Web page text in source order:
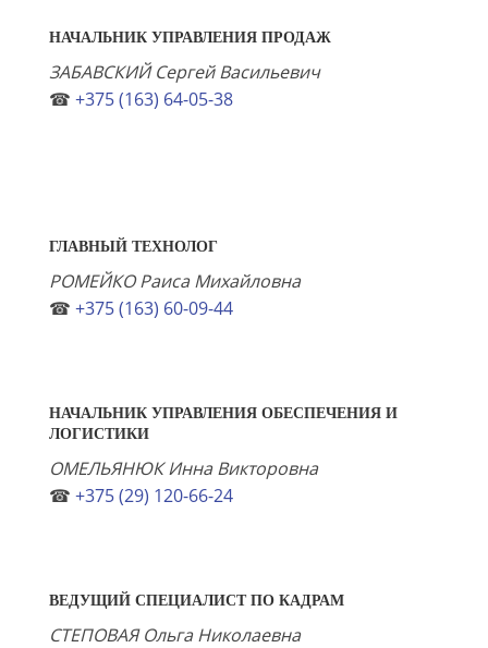
НАЧАЛЬНИК УПРАВЛЕНИЯ ПРОДАЖ
ЗАБАВСКИЙ Сергей Васильевич
☎ +375 (163) 64-05-38
ГЛАВНЫЙ ТЕХНОЛОГ
РОМЕЙКО Раиса Михайловна
☎ +375 (163) 60-09-44
НАЧАЛЬНИК УПРАВЛЕНИЯ ОБЕСПЕЧЕНИЯ И
ЛОГИСТИКИ
ОМЕЛЬЯНЮК Инна Викторовна
☎ +375 (29) 120-66-24
ВЕДУЩИЙ СПЕЦИАЛИСТ ПО КАДРАМ
СТЕПОВАЯ Ольга Николаевна